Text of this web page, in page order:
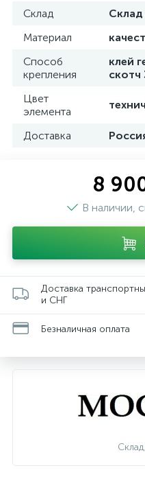
Склад
Материал
Способ
крепления
клей
скотч
Цвет
элемента
Доставка
8
В наличии,
Доставка
и СНГ
Безналичная оплата